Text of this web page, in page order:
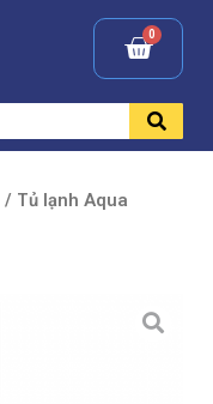
/ Tủ lạnh Aqua